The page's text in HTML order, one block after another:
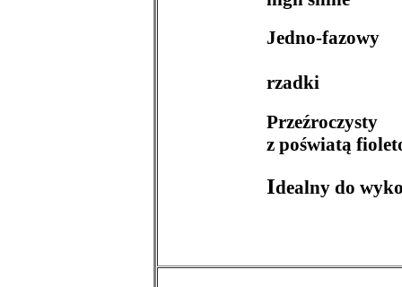
Jedno-fazowy
rzadki
Przeźroczysty
z poświatą
Idealny do